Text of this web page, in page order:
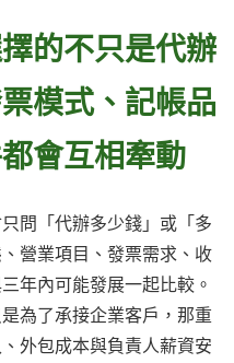
的不只是代辦
模式、記帳品
會互相牽動
問「代辦多少錢」或「多
營業項目、發票需求、收
年內可能發展一起比較。
為了承接企業客戶，那重
外包成本與負責人薪資安